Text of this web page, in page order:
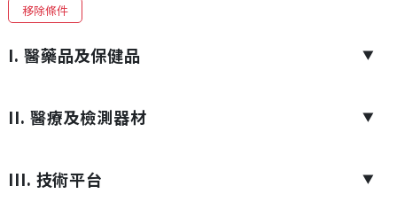
移除條件
I. 醫藥品及保健品 ▼
II. 醫療及檢測器材 ▼
III. 技術平台 ▼